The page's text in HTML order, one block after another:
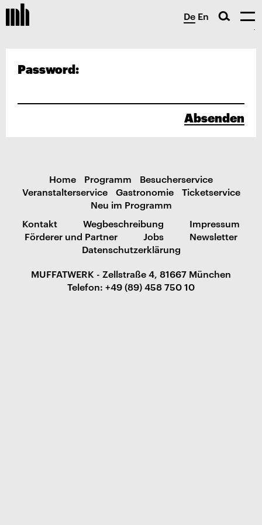
De En
Password:
Absenden
Home Programm
Besucherservice
Veranstalterservice
Gastronomie
Ticketservice
Neu im Programm
Kontakt
Wegbeschreibung
Impressum
Förderer und Partner
Jobs
Newsletter
Datenschutzerklärung
MUFFATWERK - Zellstraße 4, 81667 München
Telefon: +49 (89) 458 750 10